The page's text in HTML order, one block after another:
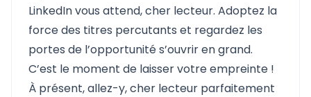
LinkedIn vous attend, cher lecteur. Adoptez la
force des titres percutants et regardez les
portes de l’opportunité s’ouvrir en grand.
C’est le moment de laisser votre empreinte !
À présent, allez-y, cher lecteur parfaitement